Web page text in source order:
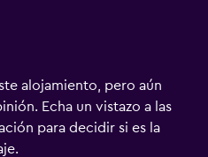
alojamiento, pero aún
Echa un vistazo a las
para decidir si es la